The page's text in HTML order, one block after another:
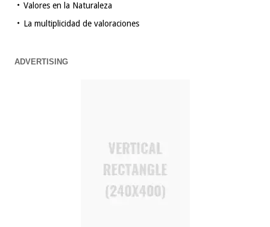
Valores en la Naturaleza
La multiplicidad de valoraciones
ADVERTISING